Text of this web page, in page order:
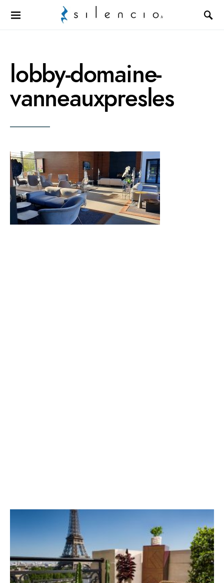
Search for:
lobby-domaine-
vanneauxpresles